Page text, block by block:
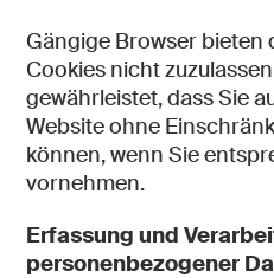
Gängige Browser bieten
Cookies nicht
gewährleistet, dass Sie
Website ohne
können, wenn Sie
vornehmen.
Erfassung und
personenbezogener